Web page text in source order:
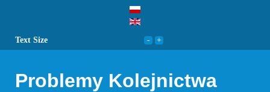
Text Size
Problemy Kolejnictwa